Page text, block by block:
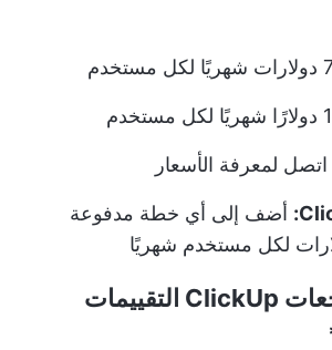
اتصل لمعرفة الأسعار
أضف إلى أي خطة مدفوعة
ClickUp التقييمات